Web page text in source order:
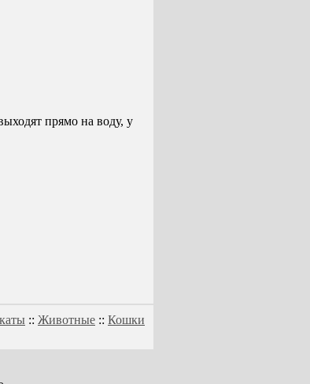
прямо на воду, у
:: Животные :: Кошки